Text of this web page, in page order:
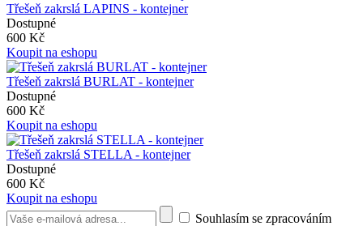
Třešeň zakrslá LAPINS - kontejner
Dostupné
600 Kč
Koupit na eshopu
Třešeň zakrslá BURLAT - kontejner
Dostupné
600 Kč
Koupit na eshopu
Třešeň zakrslá STELLA - kontejner
Dostupné
600 Kč
Koupit na eshopu
Souhlasím se zpracováním